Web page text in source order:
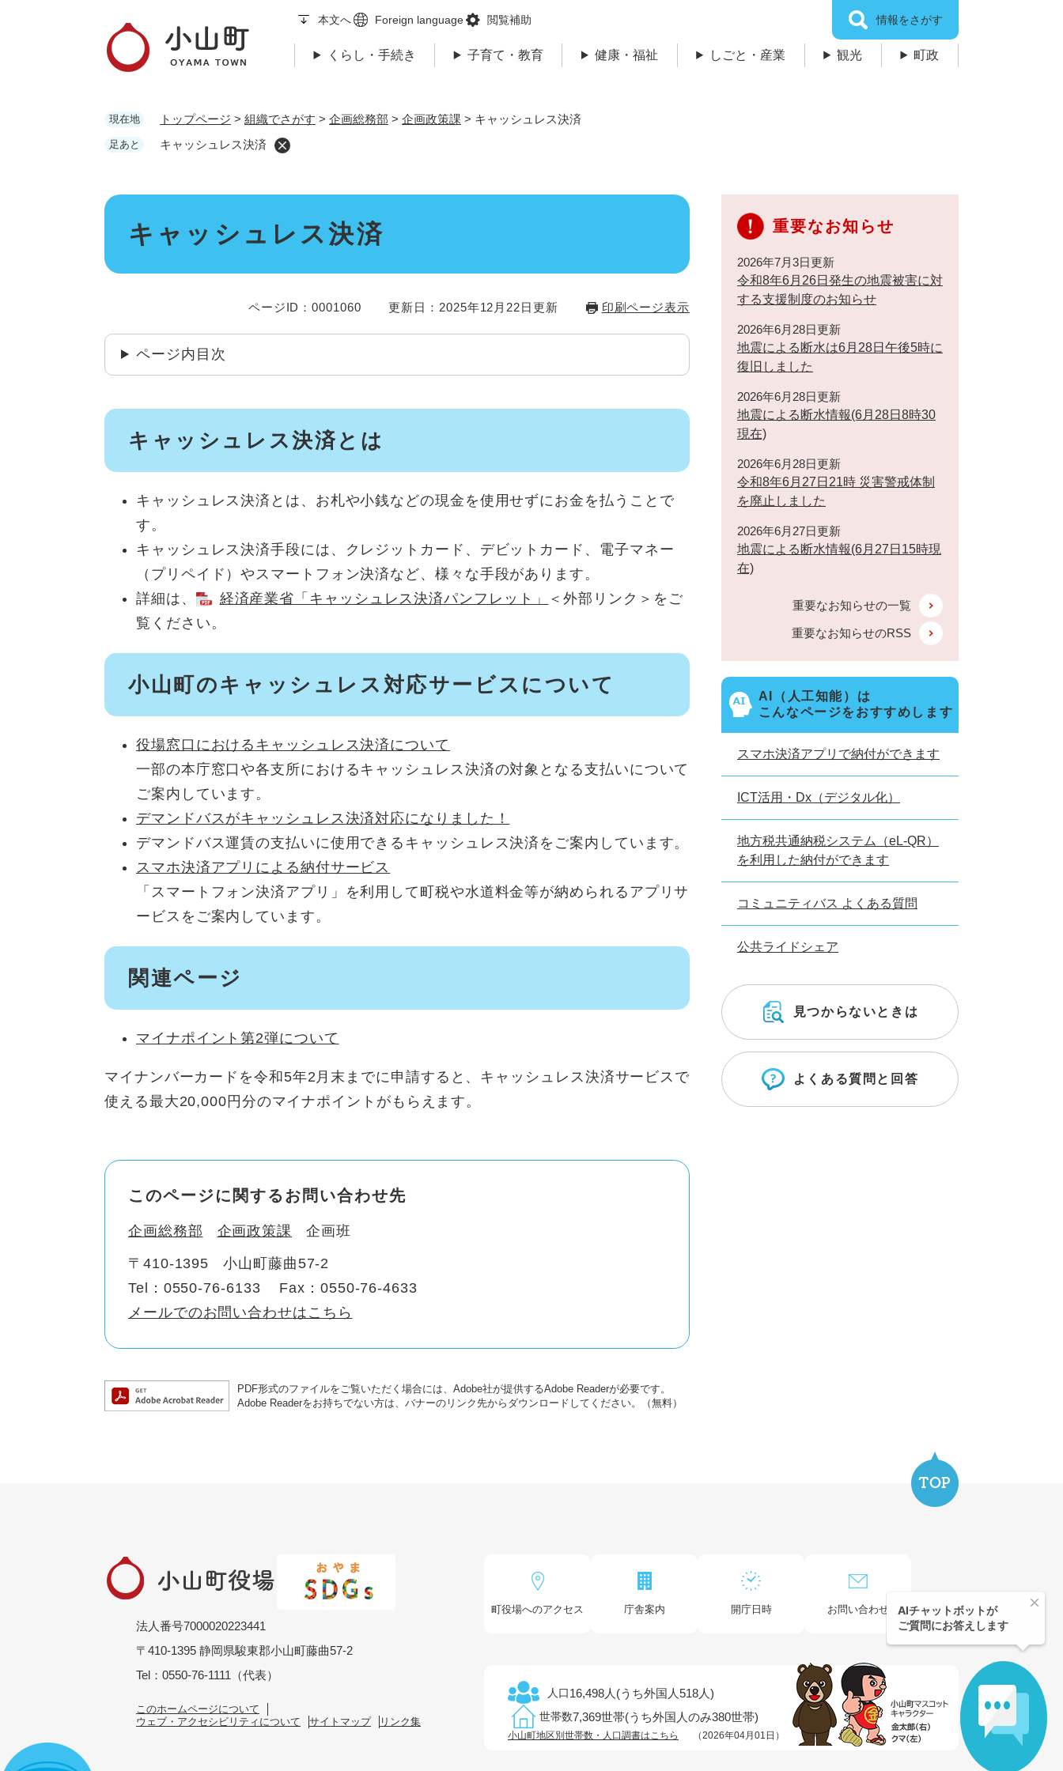
メニューを飛ばして本文へ
本文へ Foreign language 閲覧補助 情報をさがす
くらし・手続き 子育て・教育 健康・福祉 しごと・産業 観光 町政
現在地 トップページ > 組織でさがす > 企画総務部 > 企画政策課 > キャッシュレス決済
足あと キャッシュレス決済
本
キャッシュレス決済
ページID：0001060 更新日：2025年12月22日更新 印刷ページ表示
ページ内目次
キャッシュレス決済とは
キャッシュレス決済とは、お札や小銭などの現金を使用せずにお金を払うことで
す。
キャッシュレス決済手段には、クレジットカード、デビットカード、電子マネー
（プリペイド）やスマートフォン決済など、様々な手段があります。
詳細は、
経済産業省「キャッシュレス決済パンフレット」 ＜外部リンク＞ をご
覧ください。
小山町のキャッシュレス対応サービスについて
役場窓口におけるキャッシュレス決済について
一部の本庁窓口や各支所におけるキャッシュレス決済の対象となる支払いについて
ご案内しています。
デマンドバスがキャッシュレス決済対応になりました！
デマンドバス運賃の支払いに使用できるキャッシュレス決済をご案内しています。
スマホ決済アプリによる納付サービス
「スマートフォン決済アプリ」を利用して町税や水道料金等が納められるアプリサ
ービスをご案内しています。
関連ページ
マイナポイント第2弾について
マイナンバーカードを令和5年2月末までに申請すると、キャッシュレス決済サービスで
使える最大20,000円分のマイナポイントがもらえます。
このページに関するお問い合わせ先
企画総務部 企画政策課 企画班
〒410-1395
小山町藤曲57-2
Tel：0550-76-6133
Fax：0550-76-4633
メールでのお問い合わせはこちら
PDF形式のファイルをご覧いただく場合には、Adobe社が提供するAdobe Readerが必要です。
Adobe Readerをお持ちでない方は、バナーのリンク先からダウンロードしてください。（無料）
重要なお知らせ
2026年7月3日更新
令和8年6月26日発生の地震被害に対
する支援制度のお知らせ
2026年6月28日更新
地震による断水は6月28日午後5時に
復旧しました
2026年6月28日更新
地震による断水情報(6月28日8時30
現在)
2026年6月28日更新
令和8年6月27日21時 災害警戒体制
を廃止しました
2026年6月27日更新
地震による断水情報(6月27日15時現
在)
重要なお知らせの一覧
重要なお知らせのRSS
AI（人工知能）は
こんなページをおすすめします
スマホ決済アプリで納付ができます
ICT活用・Dx（デジタル化）
地方税共通納税システム（eL-QR）
を利用した納付ができます
コミュニティバス よくある質問
公共ライドシェア
見つからないときは
よくある質問と回答
法人番号7000020223441
〒410-1395 静岡県駿東郡小山町藤曲57-2
Tel：0550-76-1111（代表）
このホームページについて
ウェブ・アクセシビリティについて
サイトマップ リンク集
町役場へのアクセス 庁舎案内 開庁日時 お問い合わせ
人口16,498人(うち外国人518人)
世帯数7,369世帯(うち外国人のみ380世帯)
小山町地区別世帯数・人口調書はこちら （2026年04月01日）